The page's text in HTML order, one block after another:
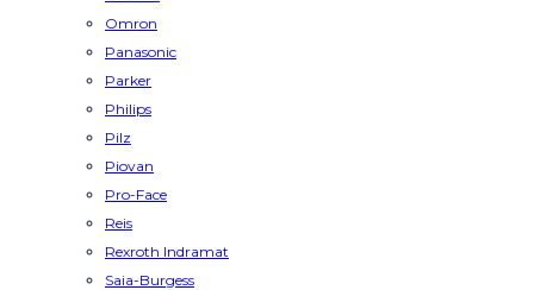
Omron
Panasonic
Parker
Philips
Pilz
Piovan
Pro-Face
Reis
Rexroth Indramat
Saia-Burgess